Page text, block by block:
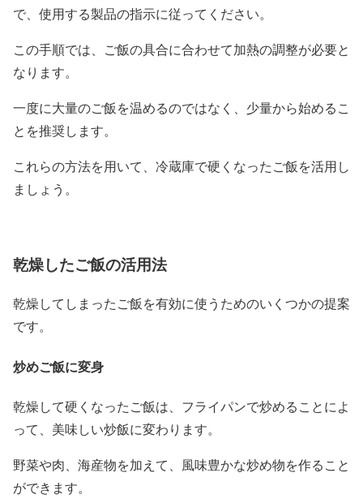
で、使用する製品の指示に従ってください。
この手順では、ご飯の具合に合わせて加熱の調整が必要と
なります。
一度に大量のご飯を温めるのではなく、少量から始めるこ
とを推奨します。
これらの方法を用いて、冷蔵庫で硬くなったご飯を活用し
ましょう。
乾燥したご飯の活用法
乾燥してしまったご飯を有効に使うためのいくつかの提案
です。
炒めご飯に変身
乾燥して硬くなったご飯は、フライパンで炒めることによ
って、美味しい炒飯に変わります。
野菜や肉、海産物を加えて、風味豊かな炒め物を作ること
ができます。